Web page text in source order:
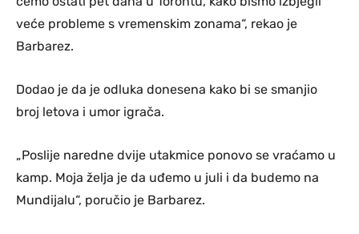
veće probleme s vremenskim zonama“, rekao je
Barbarez.
Dodao je da je odluka donesena kako bi se smanjio
broj letova i umor igrača.
„Poslije naredne dvije utakmice ponovo se vraćamo u
kamp. Moja želja je da uđemo u juli i da budemo na
Mundijalu“, poručio je Barbarez.